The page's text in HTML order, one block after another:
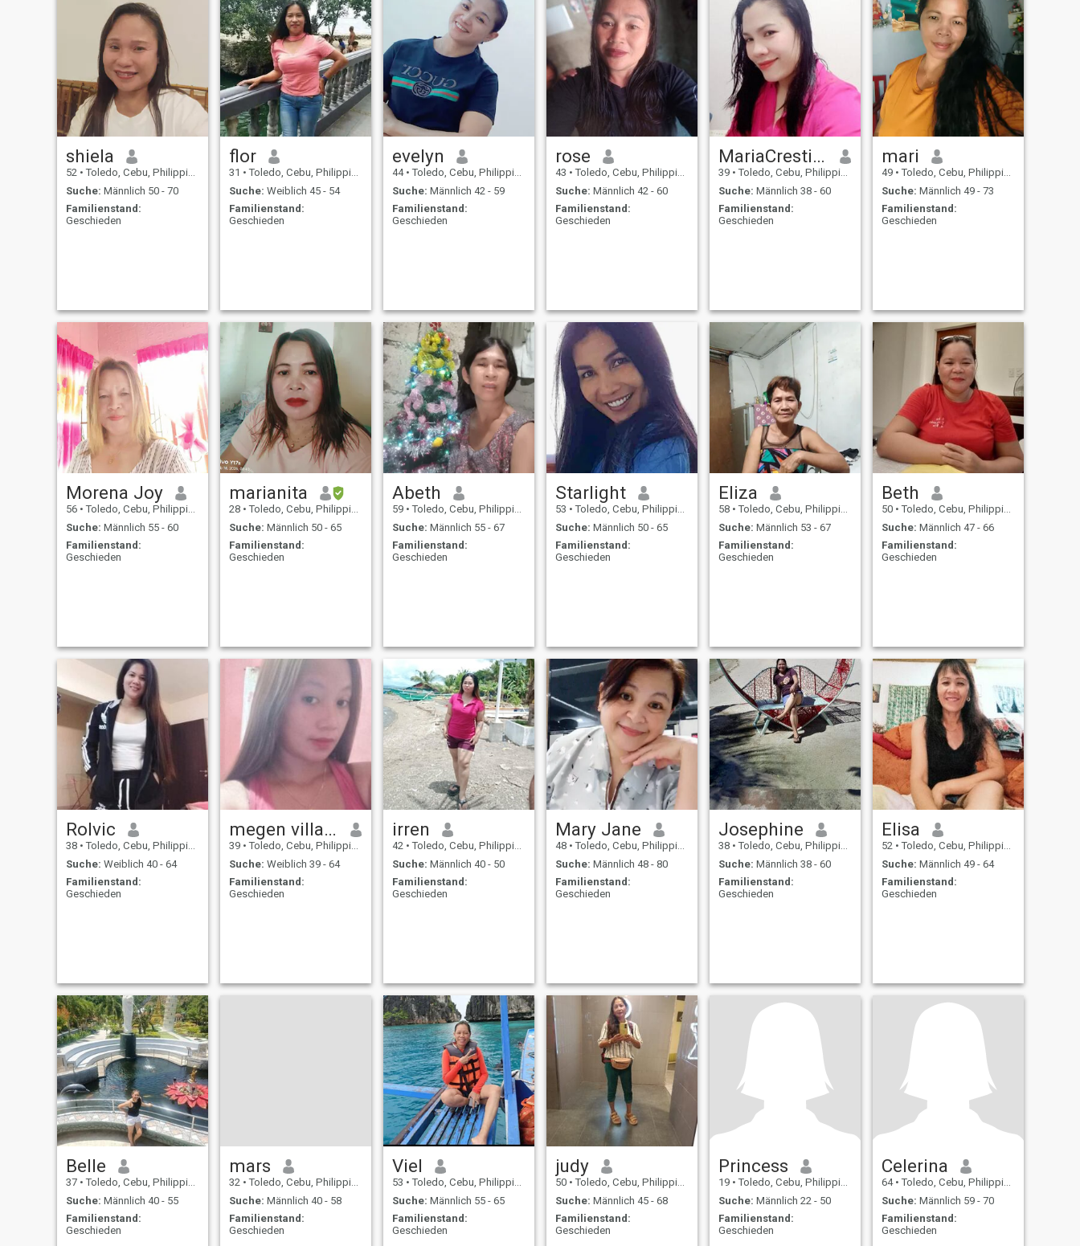
shiela
52 • Toledo, Cebu, Philippinen
Suche: Männlich 50 - 70
Familienstand:
Geschieden
flor
31 • Toledo, Cebu, Philippinen
Suche: Weiblich 45 - 54
Familienstand:
Geschieden
evelyn
44 • Toledo, Cebu, Philippinen
Suche: Männlich 42 - 59
Familienstand:
Geschieden
rose
43 • Toledo, Cebu, Philippinen
Suche: Männlich 42 - 60
Familienstand:
Geschieden
MariaCrestina pantonial
39 • Toledo, Cebu, Philippinen
Suche: Männlich 38 - 60
Familienstand:
Geschieden
mari
49 • Toledo, Cebu, Philippinen
Suche: Männlich 49 - 73
Familienstand:
Geschieden
Morena Joy
56 • Toledo, Cebu, Philippinen
Suche: Männlich 55 - 60
Familienstand:
Geschieden
marianita
28 • Toledo, Cebu, Philippinen
Suche: Männlich 50 - 65
Familienstand:
Geschieden
Abeth
59 • Toledo, Cebu, Philippinen
Suche: Männlich 55 - 67
Familienstand:
Geschieden
Starlight
53 • Toledo, Cebu, Philippinen
Suche: Männlich 50 - 65
Familienstand:
Geschieden
Eliza
58 • Toledo, Cebu, Philippinen
Suche: Männlich 53 - 67
Familienstand:
Geschieden
Beth
50 • Toledo, Cebu, Philippinen
Suche: Männlich 47 - 66
Familienstand:
Geschieden
Rolvic
38 • Toledo, Cebu, Philippinen
Suche: Weiblich 40 - 64
Familienstand:
Geschieden
megen villaruz
39 • Toledo, Cebu, Philippinen
Suche: Weiblich 39 - 64
Familienstand:
Geschieden
irren
42 • Toledo, Cebu, Philippinen
Suche: Männlich 40 - 50
Familienstand:
Geschieden
Mary Jane
48 • Toledo, Cebu, Philippinen
Suche: Männlich 48 - 80
Familienstand:
Geschieden
Josephine
38 • Toledo, Cebu, Philippinen
Suche: Männlich 38 - 60
Familienstand:
Geschieden
Elisa
52 • Toledo, Cebu, Philippinen
Suche: Männlich 49 - 64
Familienstand:
Geschieden
Belle
37 • Toledo, Cebu, Philippinen
Suche: Männlich 40 - 55
Familienstand:
Geschieden
mars
32 • Toledo, Cebu, Philippinen
Suche: Männlich 40 - 58
Familienstand:
Geschieden
Viel
53 • Toledo, Cebu, Philippinen
Suche: Männlich 55 - 65
Familienstand:
Geschieden
judy
50 • Toledo, Cebu, Philippinen
Suche: Männlich 45 - 68
Familienstand:
Geschieden
Princess
19 • Toledo, Cebu, Philippinen
Suche: Männlich 22 - 50
Familienstand:
Geschieden
Celerina
64 • Toledo, Cebu, Philippinen
Suche: Männlich 59 - 70
Familienstand:
Geschieden